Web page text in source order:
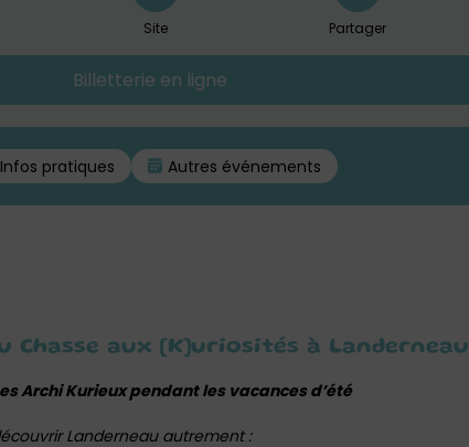
Site Partager
Billetterie en ligne
Infos pratiques Autres événements
Chasse aux [K]uriosités à Landerneau
Archi Kurieux pendant les vacances d’été
Landerneau autrement :